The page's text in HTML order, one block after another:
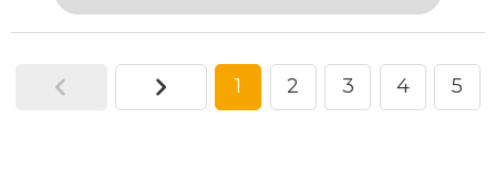
1 2 3 4 5